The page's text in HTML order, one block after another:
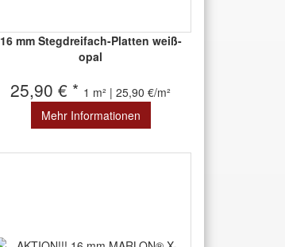
16 mm Stegdreifach-Platten weiß-
opal
25,90 € * 1 m² | 25,90 €/m²
Mehr Informationen